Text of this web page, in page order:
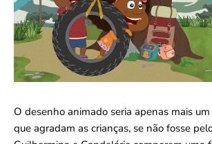
O desenho animado seria apenas mais
que agradam as crianças, se não fosse